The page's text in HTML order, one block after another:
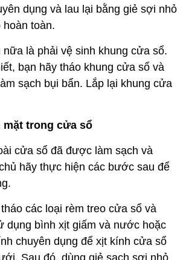
dụng và lau lại bằng giẻ sợi nhỏ
hoàn toàn.
nữa là phải vệ sinh khung cửa sổ.
bạn hãy tháo khung cửa sổ và
sạch bụi bẩn. Lắp lại khung cửa
mặt trong cửa sổ
cửa sổ đã được làm sạch và
hãy thực hiện các bước sau để
các loại rèm treo cửa sổ và
dụng bình xịt giấm và nước hoặc
chuyên dụng để xịt kính cửa sổ
Sau đó, dùng giẻ sạch sợi nhỏ